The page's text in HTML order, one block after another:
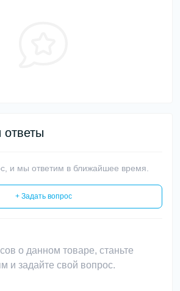
и мы ответим в ближайшее время.
+ Задать вопрос
о данном товаре, станьте
и задайте свой вопрос.